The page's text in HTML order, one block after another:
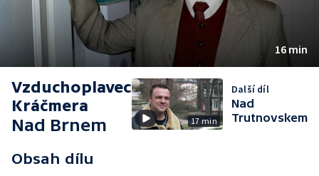
16 min
Vzduchoplavec
Kráčmera
Nad Brnem
Obsah dílu
17 min
Další díl
Nad
Trutnovskem